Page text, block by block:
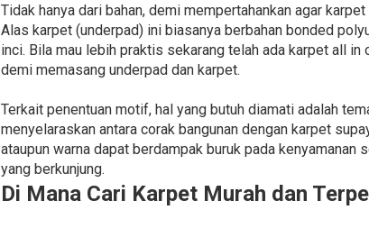
Tidak hanya dari bahan, demi mempertahankan agar
Alas karpet (underpad) ini biasanya berbahan bonded
inci. Bila mau lebih praktis sekarang telah ada karpet all
demi memasang underpad dan karpet.
Terkait penentuan motif, hal yang butuh diamati adalah
menyelaraskan antara corak bangunan dengan karpet
ataupun warna dapat berdampak buruk pada
yang berkunjung.
Di Mana Cari Karpet Murah dan